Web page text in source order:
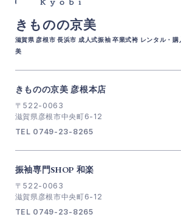
きものの京美
滋賀県 彦根市 長浜市 成人式振袖 卒業式袴 レンタル・
美
きものの京美 彦根本店
〒522-0063
滋賀県彦根市中央町6-12
TEL 0749-23-8265
振袖専門SHOP 和楽
〒522-0063
滋賀県彦根市中央町6-12
TEL 0749-23-8265